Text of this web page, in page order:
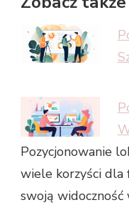
Pozycjonowanie
wiele korzyści dla
swoją widoczność